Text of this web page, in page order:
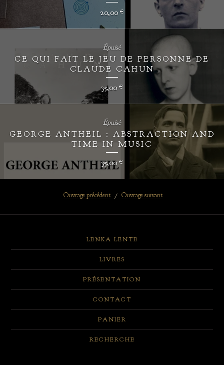
20,00 €
CE QUI FAIT LE JEU DE PERSONNE DE
CLAUDE CAHUN
35,00 €
Épuisé
GEORGE ANTHEIL : ABSTRACTION AND
TIME IN MUSIC
35,00 €
Épuisé
Ouvrage précédent Ouvrage suivant
LENKA LENTE
LIVRES
PRÉSENTATION
CONTACT
PANIER
RECHERCHE